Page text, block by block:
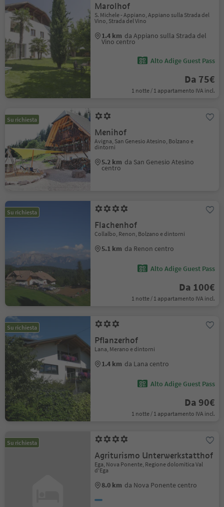
Marolhof
S. Michele - Appiano, Appiano sulla Strada del
Vino, Strada del Vino
1.4 km da Appiano sulla Strada del
Vino centro
Alto Adige Guest Pass
Da 75€
1 notte / 1 appartamento IVA incl.
Su richiesta
Menihof
Avigna, San Genesio Atesino, Bolzano e
dintorni
5.2 km da San Genesio Atesino
centro
Su richiesta
Flachenhof
Collalbo, Renon, Bolzano e dintorni
5.1 km da Renon centro
Alto Adige Guest Pass
Da 100€
1 notte / 1 appartamento IVA incl.
Su richiesta
Pflanzerhof
Lana, Merano e dintorni
1.4 km da Lana centro
Alto Adige Guest Pass
Da 90€
1 notte / 1 appartamento IVA incl.
Su richiesta
Agriturismo Unterwerkstatthof
Ega, Nova Ponente, Regione dolomitica Val
d'Ega
8.0 km da Nova Ponente centro